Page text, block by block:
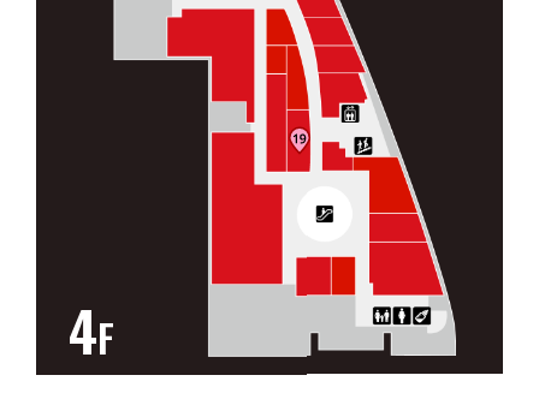
4F